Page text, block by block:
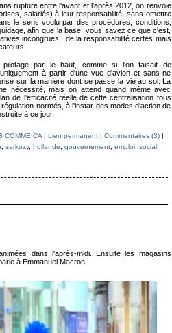
rupture entre l'avant et l'après 2012, on renvoie
salariés) à leur responsabilité, sans omettre
le sens voulu par des procédures, conditions,
afin que la base, vous savez ce que c'est,
incongrues : de la responsabilité certes mais
par le haut, comme si l'on faisait de
à partir d'une vue d'avion et sans ne
sur la manière dont se passe la vie au sol. La
nécessité, mais on attend quand même avec
de l'efficacité réelle de cette centralisation tous
normés, à l'instar des modes d'action de
à ce jour.
COMME CA| Lien permanent| Commentaires (3)|
sarkozy, hollande gouvernement, emploi, social,
dans l'après-midi. Ensuite les magasins
à Emmanuel Macron.